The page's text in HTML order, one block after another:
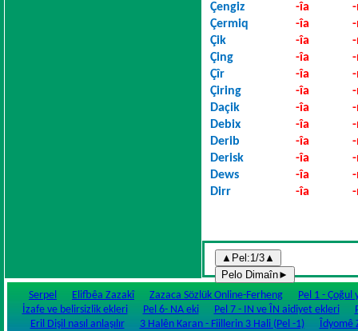
Çengiz
-îa
Çermiq
-îa
Çik
-îa
Çing
-îa
Çîr
-îa
Çiring
-îa
Daçik
-îa
Debix
-îa
Derib
-îa
Derisk
-îa
Dews
-îa
Dirr
-îa
Serpel Elifbêa Zazakî Zazaca Sözlük Online-Ferheng
Pel 1 - Çoğul
İzafe ve belirsizlik ekleri
Pel 6- NA eki Pel 7 - IN ve ÎN aidiyet ekleri
Eril Dişil nasıl anlaşılır
3 Halên Karan - Fiillerin 3 Hali (Pel -1)
Îdyomê